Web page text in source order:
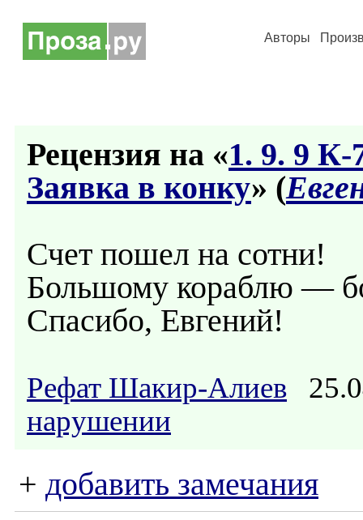
Авторы
Рецензия на «1. 9. 9 К-
Заявка в конку» (
Счет пошел на сотни!
Большому кораблю —
Спасибо, Евгений!
Рефат Шакир-Алиев
нарушении
+ добавить замечания